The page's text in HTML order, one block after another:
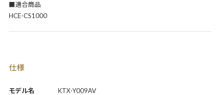
モデル名 KTX-Y009AV
■適合商品
HCE-CS1000
仕様